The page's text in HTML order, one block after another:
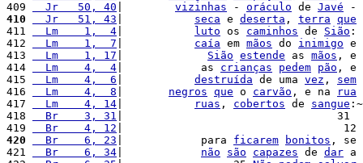
409
  Jr   50, 40
vizinhas - oráculo de Javé -
410
  Jr   51, 43
seca e deserta , terra que
411
  Lm    1,  4
luto os caminhos de Sião :
412
  Lm    1,  7
caía em mãos do inimigo e
413
  Lm    1, 17
Sião estende as mãos , e
414
  Lm    4,  4
|            as crianças pedem pão , e
415
  Lm    4,  6
destruída de uma vez , sem
416
  Lm    4,  8
negros que o carvão , e na
rua
417
  Lm    4, 14
ruas , cobertos de sangue :~
418
  Br    3, 31
|                                 31
419
  Br    4, 12
|                                  12
420
  Br    6, 23
|            para ficarem bonitos , se
421
  Br    6, 34
não são capazes de dar a